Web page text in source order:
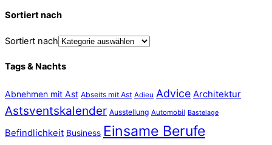
Sortiert nach
Sortiert nach
Tags & Nachts
Abnehmen mit Ast Abseits mit Ast Adieu Advice Architektur
Astsventskalender Ausstellung Automobil Bastelage
Befindlichkeit Business Einsame Berufe